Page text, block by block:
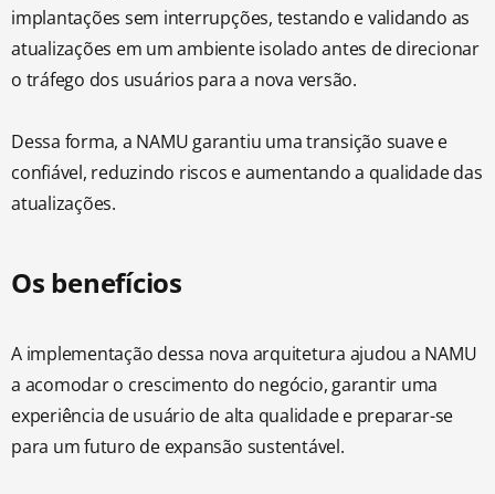
implantações sem interrupções, testando e validando as
atualizações em um ambiente isolado antes de direcionar
o tráfego dos usuários para a nova versão.
Dessa forma, a NAMU garantiu uma transição suave e
confiável, reduzindo riscos e aumentando a qualidade das
atualizações.
Os benefícios
A implementação dessa nova arquitetura ajudou a NAMU
a acomodar o crescimento do negócio, garantir uma
experiência de usuário de alta qualidade e preparar-se
para um futuro de expansão sustentável.